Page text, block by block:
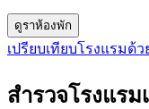
ดูราห้องพัก
เปรียบเทียบโรงแรมด้ว
สำรวจโรงแรม